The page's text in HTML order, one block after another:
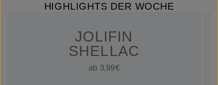
HIGHLIGHTS DER WOCHE
JOLIFIN
SHELLAC
ab 3,99€